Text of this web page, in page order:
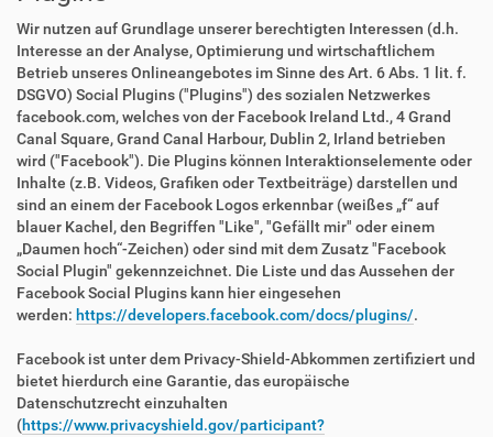
Wir nutzen auf Grundlage unserer berechtigten Interessen (d.h.
Interesse an der Analyse, Optimierung und wirtschaftlichem
Betrieb unseres Onlineangebotes im Sinne des Art. 6 Abs. 1 lit. f.
DSGVO) Social Plugins ("Plugins") des sozialen Netzwerkes
facebook.com, welches von der Facebook Ireland Ltd., 4 Grand
Canal Square, Grand Canal Harbour, Dublin 2, Irland betrieben
wird ("Facebook"). Die Plugins können Interaktionselemente oder
Inhalte (z.B. Videos, Grafiken oder Textbeiträge) darstellen und
sind an einem der Facebook Logos erkennbar (weißes „f“ auf
blauer Kachel, den Begriffen "Like", "Gefällt mir" oder einem
„Daumen hoch“-Zeichen) oder sind mit dem Zusatz "Facebook
Social Plugin" gekennzeichnet. Die Liste und das Aussehen der
Facebook Social Plugins kann hier eingesehen
werden: https://developers.facebook.com/docs/plugins/.
Facebook ist unter dem Privacy-Shield-Abkommen zertifiziert und
bietet hierdurch eine Garantie, das europäische
Datenschutzrecht einzuhalten
(https://www.privacyshield.gov/participant?